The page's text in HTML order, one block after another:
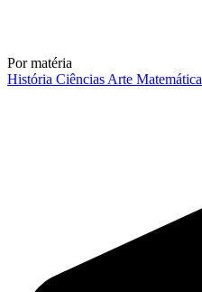
Por matéria
História Ciências Arte Matemática